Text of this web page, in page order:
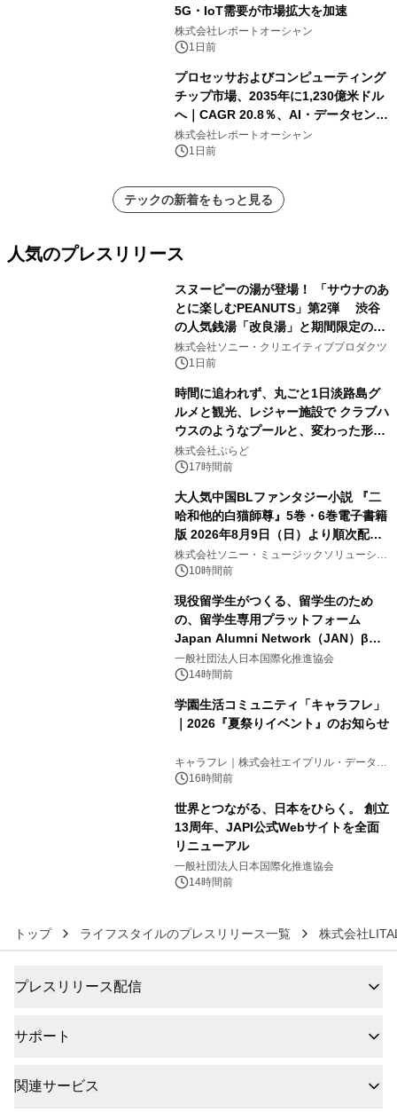
5G・IoT需要が市場拡大を加速
株式会社レポートオーシャン
1日前
プロセッサおよびコンピューティング
チップ市場、2035年に1,230億米ドル
へ｜CAGR 20.8％、AI・データセンタ
ー需要が成長を牽引
株式会社レポートオーシャン
1日前
テックの新着をもっと見る
人気のプレスリリース
スヌーピーの湯が登場！ 「サウナのあ
とに楽しむPEANUTS」第2弾 渋谷
の人気銭湯「改良湯」と期間限定のコ
ラボレーション サウナイキタイコラ
ボグッズも発売決定！
株式会社ソニー・クリエイティブプロダクツ
1日前
時間に追われず、丸ごと1日淡路島グ
ルメと観光、レジャー施設で クラブハ
ウスのようなプールと、変わった形の
サウナも 「THE BOXY AWAJI」のお
得な素泊まり連泊プランで
株式会社ぷらど
17時間前
大人気中国BLファンタジー小説 『二
哈和他的白猫師尊』5巻・6巻電子書籍
版 2026年8月9日（日）より順次配信
開始
株式会社ソニー・ミュージックソリューショ
ンズ10時間前
現役留学生がつくる、留学生のため
の、留学生専用プラットフォーム
Japan Alumni Network（JAN）β版
をリリース
一般社団法人日本国際化推進協会
14時間前
学園生活コミュニティ「キャラフレ」
｜2026『夏祭りイベント』のお知らせ
キャラフレ｜株式会社エイプリル・データ・
デザインズ
16時間前
世界とつながる、日本をひらく。 創立
13周年、JAPI公式Webサイトを全面
リニューアル
一般社団法人日本国際化推進協会
14時間前
トップ ライフスタイルのプレスリリース一覧 株式会社
プレスリリース配信
サポート
関連サービス